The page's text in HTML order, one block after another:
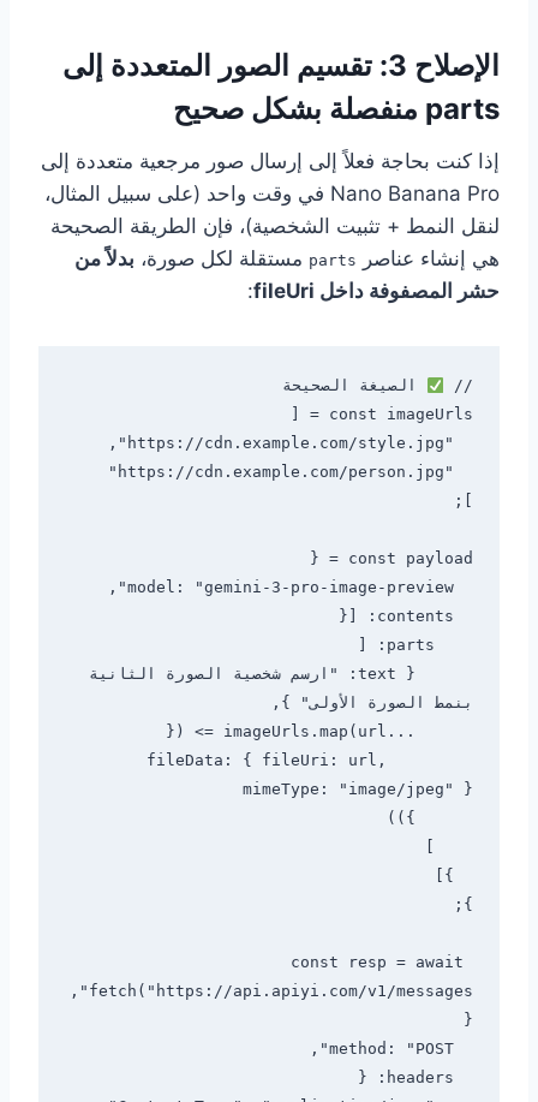
الإصلاح 3: تقسيم الصور المتعددة إلى
parts منفصلة بشكل صحيح
إذا كنت بحاجة فعلاً إلى إرسال صور مرجعية متعددة إلى
Nano Banana Pro في وقت واحد (على سبيل المثال،
لنقل النمط + تثبيت الشخصية)، فإن الطريقة الصحيحة
هي إنشاء عناصر
parts مستقلة لكل صورة، بدلاً من
حشر المصفوفة داخل fileUri
:
//
        fileData: { fileUri: url,
const resp = await